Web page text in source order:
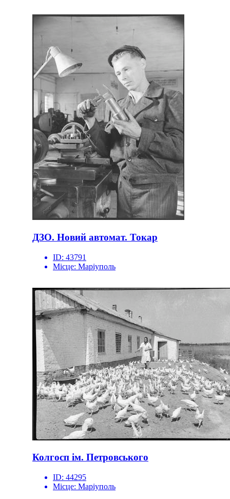
ДЗО. Новий автомат. Токар
ID: 43791
Місце: Маріуполь
Колгосп ім. Петровського
ID: 44295
Місце: Маріуполь